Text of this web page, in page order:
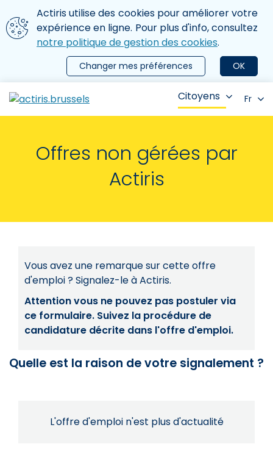
Aller au contenu principal
Nous utilisons des cookies
Actiris utilise des cookies pour améliorer votre
expérience en ligne. Pour plus d'info, consultez
notre politique de gestion des cookies.
OK
Changer mes préférences
le menu
Citoyens Fr
Offres non gérées par
Actiris
Vous avez une remarque sur cette offre
d'emploi ? Signalez-le à Actiris.
Attention vous ne pouvez pas postuler via
ce formulaire. Suivez la procédure de
candidature décrite dans l'offre d'emploi.
Quelle est la raison de votre signalement ?
L'offre d'emploi n'est plus d'actualité